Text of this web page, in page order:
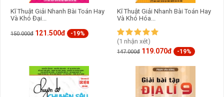
Kĩ Thuật Giải Nhanh Bài Toán Hay
Và Khó Đại...
150.000đ 121.500đ -19%
Kĩ Thuật Giải Nhanh Bài Toán Hay
Và Khó Hóa...
(1 nhận xét)
147.000đ 119.070đ -19%